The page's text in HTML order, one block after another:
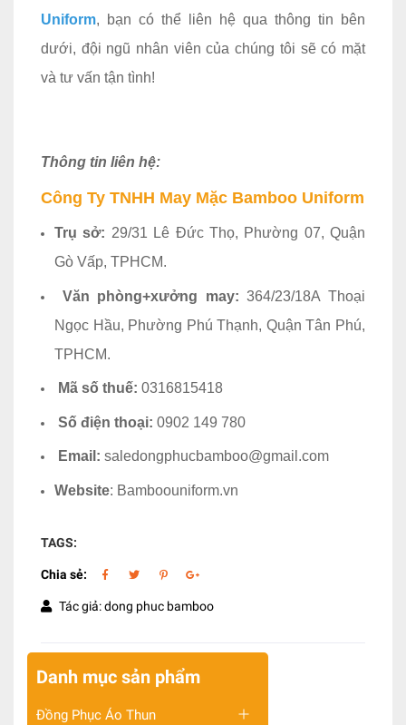
Uniform, bạn có thể liên hệ qua thông tin bên
dưới, đội ngũ nhân viên của chúng tôi sẽ có mặt
và tư vấn tận tình!
Thông tin liên hệ:
Công Ty TNHH May Mặc Bamboo Uniform
Trụ sở: 29/31 Lê Đức Thọ, Phường 07, Quận
Gò Vấp, TPHCM.
Văn phòng+xưởng may: 364/23/18A Thoại
Ngọc Hầu, Phường Phú Thạnh, Quận Tân Phú,
TPHCM.
Mã số thuế: 0316815418
Số điện thoại: 0902 149 780
Email: saledongphucbamboo@gmail.com
Website: Bamboouniform.vn
TAGS:
Chia sẻ:
Tác giả: dong phuc bamboo
Danh mục sản phẩm
Đồng Phục Áo Thun